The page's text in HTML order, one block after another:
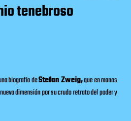
tenebroso
biografía deStefan Zweig,que en manos
dimensión por su crudo retrato del poder y